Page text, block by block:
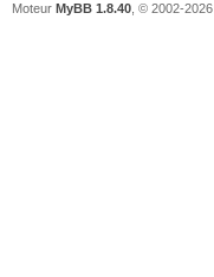
Moteur MyBB 1.8.40 , © 2002-2026